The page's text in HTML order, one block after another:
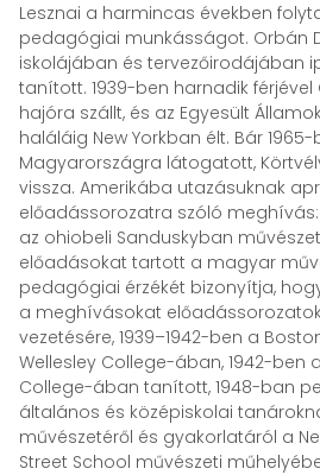
Lesznai a harmincas években
pedagógiai munkásságot. Orbán
iskolájában és tervezőirodájában
tanított. 1939-ben harnadik
hajóra szállt, és az Egyesült
haláláig New Yorkban élt. Bár
Magyarországra látogatott,
vissza. Amerikába utazásuknak
előadássorozatra szóló meghívás:
az ohiobeli Sanduskyban
előadásokat tartott a magyar
pedagógiai érzékét bizonyítja,
a meghívásokat
vezetésére, 1939–1942-ben a
Wellesley College-ában, 1942-ben
College-ában tanított, 1948-ban
általános és középiskolai
művészetéről és gyakorlatáról a
Street School művészeti